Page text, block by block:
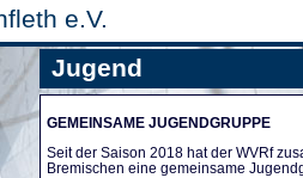
e.V.
Jugend
GEMEINSAME JUGENDGRUPPE
Seit der Saison 2018 hat der WVRf
Bremischen eine gemeinsame